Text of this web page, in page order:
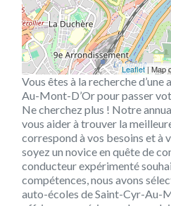
Leaflet| Map
Vous êtes à la recherche
Au-Mont-D’Or pour passer
Ne cherchez plus ! Notre
vous aider à trouver la
correspond à vos besoins et à
soyez un novice en quête de
conducteur expérimenté
compétences, nous avons
auto-écoles de Saint-Cyr-Au-